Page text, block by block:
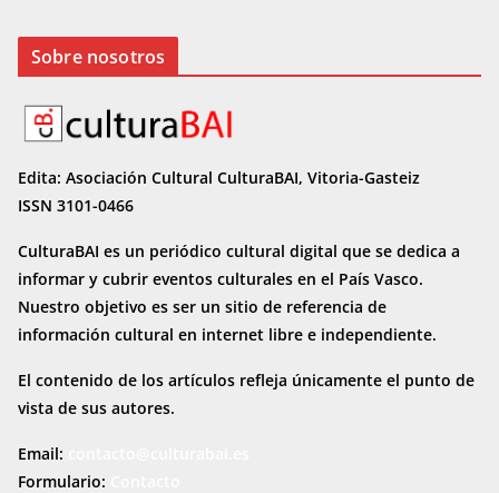
Sobre nosotros
Edita: Asociación Cultural CulturaBAI, Vitoria-Gasteiz
ISSN 3101-0466
CulturaBAI es un periódico cultural digital que se dedica a
informar y cubrir eventos culturales en el País Vasco.
Nuestro objetivo es ser un sitio de referencia de
información cultural en internet libre e independiente.
El contenido de los artículos refleja únicamente el punto de
vista de sus autores.
Email:
Formulario: